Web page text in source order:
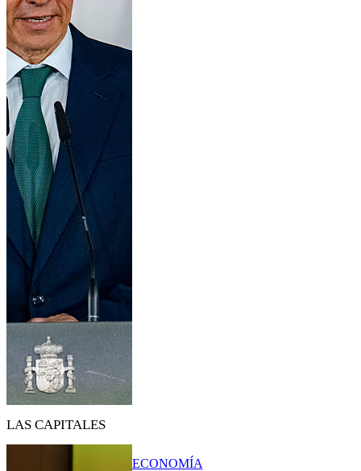
LAS CAPITALES
ECONOMÍA